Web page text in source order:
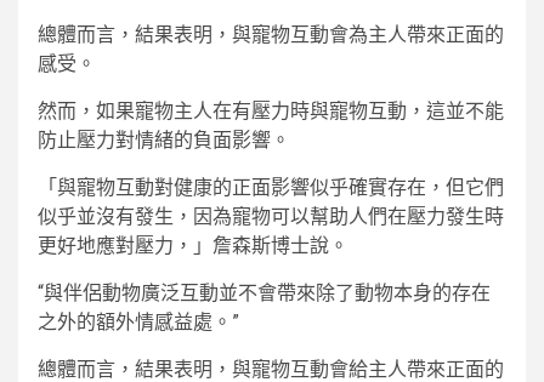
總體而言，結果表明，與寵物互動會為主人帶來正面的
感受。
然而，如果寵物主人在有壓力時與寵物互動，這並不能
防止壓力對情緒的負面影響。
「與寵物互動對健康的正面影響似乎確實存在，但它們
似乎並沒有發生，因為寵物可以幫助人們在壓力發生時
更好地應對壓力，」詹森斯博士說。
“與伴侶動物廣泛互動並不會帶來除了動物本身的存在
之外的額外情感益處。”
總體而言，結果表明，與寵物互動會給主人帶來正面的